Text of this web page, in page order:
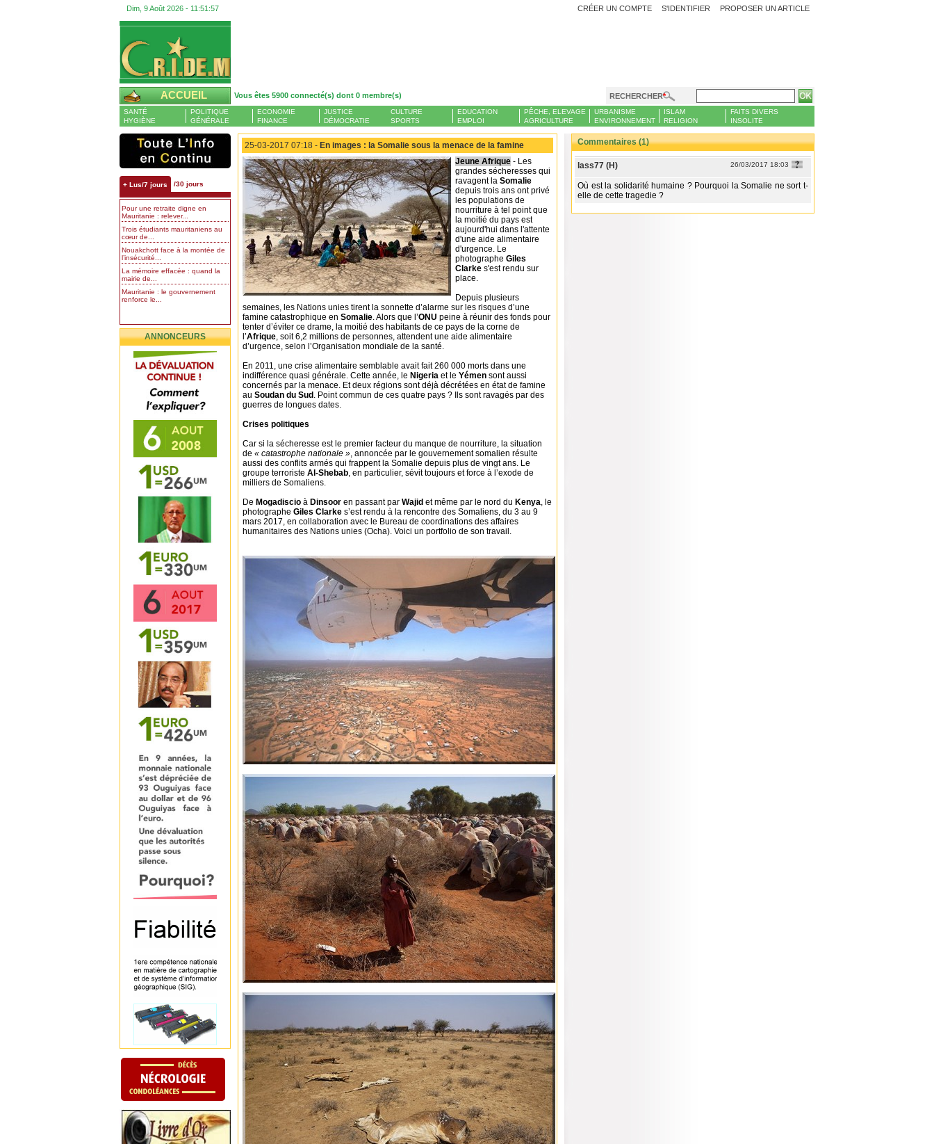
Dim, 9 Août 2026 - 11:51:58 PROPOSER UN ARTICLE
CRÉER UN COMPTE S'IDENTIFIER
ACCUEIL Vous êtes 5900 connecté(s) dont 0 membre(s) RECHERCHER
SANTÉ
HYGIÈNE
POLITIQUE
GÉNÉRALE
ECONOMIE
FINANCE
JUSTICE
DÉMOCRATIE
CULTURE
SPORTS
EDUCATION
EMPLOI
PÊCHE, ELEVAGE
AGRICULTURE
URBANISME
ENVIRONNEMENT
ISLAM
RELIGION
FAITS DIVERS
INSOLITE
+ Lus/7 jours /30 jours
Pour une retraite digne en
Mauritanie : relever...
Trois étudiants mauritaniens au
cœur de...
Nouakchott face à la montée de
l’insécurité...
La mémoire effacée : quand la
mairie de...
Mauritanie : le gouvernement
renforce le...
ANNONCEURS
25-03-2017 07:18 - En images : la Somalie sous la menace de la famine
Jeune Afrique - Les
grandes sécheresses qui
ravagent la Somalie
depuis trois ans ont privé
les populations de
nourriture à tel point que
la moitié du pays est
aujourd'hui dans l'attente
d'une aide alimentaire
d'urgence. Le
photographe Giles
Clarke s'est rendu sur
place.
Depuis plusieurs
semaines, les Nations unies tirent la sonnette d’alarme sur les risques d’une
famine catastrophique en Somalie. Alors que l’ONU peine à réunir des fonds pour
tenter d’éviter ce drame, la moitié des habitants de ce pays de la corne de
l’Afrique, soit 6,2 millions de personnes, attendent une aide alimentaire
d’urgence, selon l’Organisation mondiale de la santé.
En 2011, une crise alimentaire semblable avait fait 260 000 morts dans une
indifférence quasi générale. Cette année, le Nigeria et le Yémen sont aussi
concernés par la menace. Et deux régions sont déjà décrétées en état de famine
au Soudan du Sud . Point commun de ces quatre pays ? Ils sont ravagés par des
guerres de longues dates.
Crises politiques
Car si la sécheresse est le premier facteur du manque de nourriture, la situation
de « catastrophe nationale », annoncée par le gouvernement somalien résulte
aussi des conflits armés qui frappent la Somalie depuis plus de vingt ans. Le
groupe terroriste Al-Shebab, en particulier, sévit toujours et force à l’exode de
milliers de Somaliens.
De Mogadiscio à Dinsoor en passant par Wajid et même par le nord du Kenya, le
photographe Giles Clarke s’est rendu à la rencontre des Somaliens, du 3 au 9
mars 2017, en collaboration avec le Bureau de coordinations des affaires
humanitaires des Nations unies (Ocha). Voici un portfolio de son travail.
Commentaires (1)
lass77 (H) 26/03/2017 18:03
Où est la solidarité humaine ? Pourquoi la Somalie ne sort t-
elle de cette tragedie ?